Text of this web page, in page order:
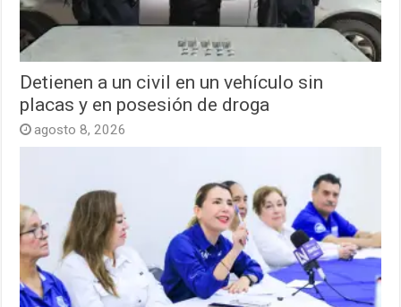
Detienen a un civil en un vehículo sin
placas y en posesión de droga
agosto 8, 2026